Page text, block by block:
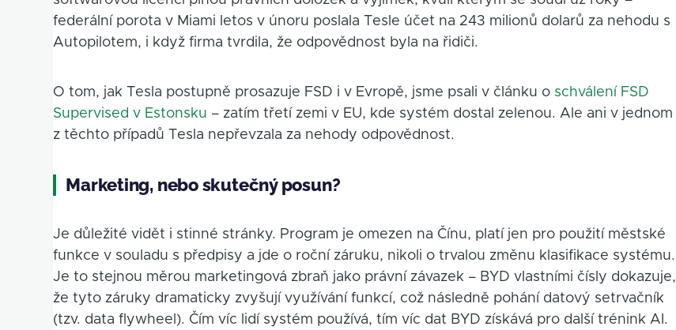
federální porota v Miami letos v únoru poslala Tesle účet na 243 milionů dolarů za nehodu s
Autopilotem, i když firma tvrdila, že odpovědnost byla na řidiči.
O tom, jak Tesla postupně prosazuje FSD i v Evropě, jsme psali v článku o schválení FSD
Supervised v Estonsku – zatím třetí zemi v EU, kde systém dostal zelenou. Ale ani v jednom
z těchto případů Tesla nepřevzala za nehody odpovědnost.
Marketing, nebo skutečný posun?
Je důležité vidět i stinné stránky. Program je omezen na Čínu, platí jen pro použití městské
funkce v souladu s předpisy a jde o roční záruku, nikoli o trvalou změnu klasifikace systému.
Je to stejnou měrou marketingová zbraň jako právní závazek – BYD vlastními čísly dokazuje,
že tyto záruky dramaticky zvyšují využívání funkcí, což následně pohání datový setrvačník
(tzv. data flywheel). Čím víc lidí systém používá, tím víc dat BYD získává pro další trénink AI.